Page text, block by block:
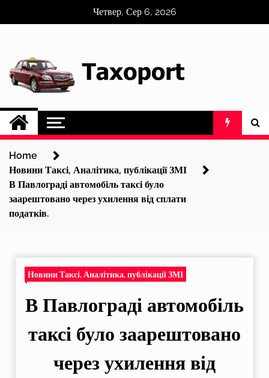
Четвер, Сер 6, 2026
Home
Новини Таксі, Аналітика, публікації ЗМІ
В Павлограді автомобіль таксі було
заарештовано через ухилення від сплати
податків.
Новини Таксі, Аналітика, публікації ЗМІ
В Павлограді автомобіль
таксі було заарештовано
через ухилення від